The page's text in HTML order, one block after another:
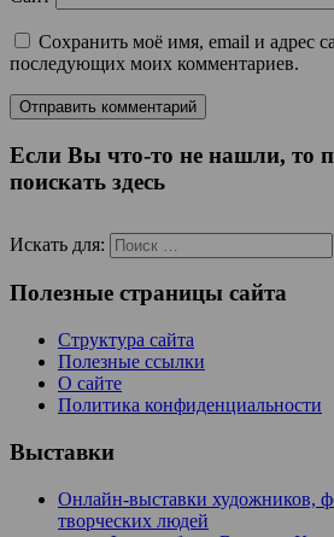
Сохранить моё имя, email и адрес
последующих моих комментариев.
Если Вы что-то не нашли, то
поискать здесь
Искать для:
Полезные страницы сайта
Структура сайта
Полезные ссылки
О сайте
Политика конфиденциальности
Выставки
Онлайн-выставки художников,
творческих людей